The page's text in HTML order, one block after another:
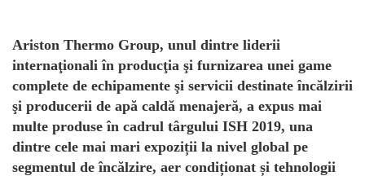
Ariston Thermo Group, unul dintre liderii
internaţionali în producţia şi furnizarea unei game
complete de echipamente şi servicii destinate încălzirii
şi producerii de apă caldă menajeră, a expus mai
multe produse în cadrul târgului ISH 2019, una
dintre cele mai mari expoziții la nivel global pe
segmentul de încălzire, aer condiționat și tehnologii